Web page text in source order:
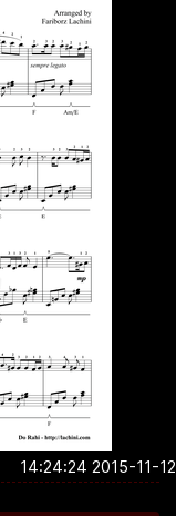
2015-11-12